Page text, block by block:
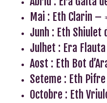
Mai : Eth Clarin –
Junh : Eth Shiulet
Julhet : Era
Aost : Eth Bot
Seteme : Eth
Octobre : Eth